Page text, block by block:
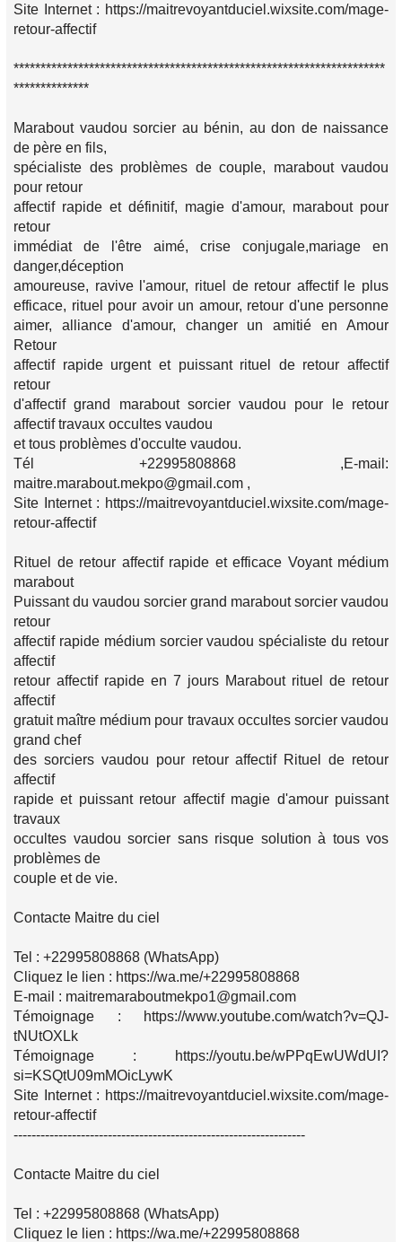
Site Internet : https://maitrevoyantduciel.wixsite.com/mage-
retour-affectif
*********************************************************************
**************
Marabout vaudou sorcier au bénin, au don de naissance
de père en fils,
spécialiste des problèmes de couple, marabout vaudou
pour retour
affectif rapide et définitif, magie d'amour, marabout pour
retour
immédiat de l'être aimé, crise conjugale,mariage en
danger,déception
amoureuse, ravive l'amour, rituel de retour affectif le plus
efficace, rituel pour avoir un amour, retour d'une personne
aimer, alliance d'amour, changer un amitié en Amour
Retour
affectif rapide urgent et puissant rituel de retour affectif
retour
d'affectif grand marabout sorcier vaudou pour le retour
affectif travaux occultes vaudou
et tous problèmes d'occulte vaudou.
Tél +22995808868 ,E-mail:
maitre.marabout.mekpo@gmail.com ,
Site Internet : https://maitrevoyantduciel.wixsite.com/mage-
retour-affectif
Rituel de retour affectif rapide et efficace Voyant médium
marabout
Puissant du vaudou sorcier grand marabout sorcier vaudou
retour
affectif rapide médium sorcier vaudou spécialiste du retour
affectif
retour affectif rapide en 7 jours Marabout rituel de retour
affectif
gratuit maître médium pour travaux occultes sorcier vaudou
grand chef
des sorciers vaudou pour retour affectif Rituel de retour
affectif
rapide et puissant retour affectif magie d'amour puissant
travaux
occultes vaudou sorcier sans risque solution à tous vos
problèmes de
couple et de vie.
Contacte Maitre du ciel
Tel : +22995808868 (WhatsApp)
Cliquez le lien : https://wa.me/+22995808868
E-mail : maitremaraboutmekpo1@gmail.com
Témoignage : https://www.youtube.com/watch?v=QJ-
tNUtOXLk
Témoignage : https://youtu.be/wPPqEwUWdUI?
si=KSQtU09mMOicLywK
Site Internet : https://maitrevoyantduciel.wixsite.com/mage-
retour-affectif
-----------------------------------------------------------------
Contacte Maitre du ciel
Tel : +22995808868 (WhatsApp)
Cliquez le lien : https://wa.me/+22995808868